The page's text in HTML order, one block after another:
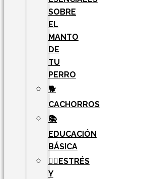
SOBRE
EL
MANTO
DE
TU
PERRO
🐕
CACHORROS
📚
EDUCACIÓN
BÁSICA
🧘‍♀️ESTRÉS
Y